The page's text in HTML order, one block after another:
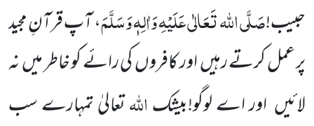
حبیب!صَلَّی اللہ تَعَالٰی عَلَیْہِ وَاٰلِہٖ وَسَلَّمَ، آپ قرآنِ مجید
پر عمل کرتے رہیں اور کافروں کی رائے کو خاطر میں نہ
لائیں اور اے لوگو!بیشکاللہتعالیٰ تمہارے سب